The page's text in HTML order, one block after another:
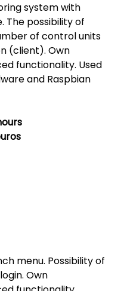
system with
The possibility of
of control units
(client). Own
functionality. Used
and Raspbian
menu. Possibility of
Own